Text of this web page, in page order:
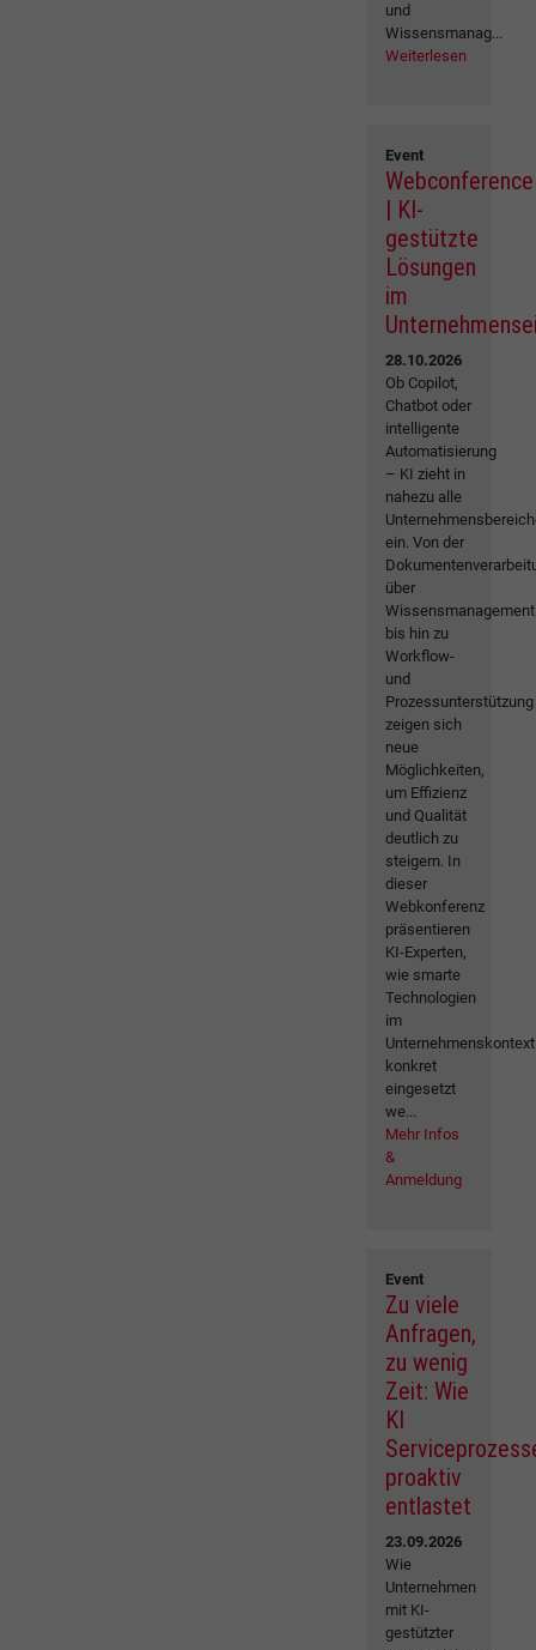
und
Wissensmanag...
Weiterlesen
Event
Webconference
| KI-
gestützte
Lösungen
im
28.10.2026
Ob Copilot,
Chatbot oder
intelligente
Automatisierung
– KI zieht in
nahezu alle
ein. Von der
über
Wissensmanagement
bis hin zu
Workflow-
und
Prozessunterstützung
zeigen sich
neue
Möglichkeiten,
um Effizienz
und Qualität
deutlich zu
steigern. In
dieser
Webkonferenz
präsentieren
KI-Experten,
wie smarte
Technologien
im
Unternehmenskontext
konkret
eingesetzt
we...
Mehr Infos
&
Anmeldung
Event
Zu viele
Anfragen,
zu wenig
Zeit: Wie
KI
proaktiv
entlastet
23.09.2026
Wie
Unternehmen
mit KI-
gestützter